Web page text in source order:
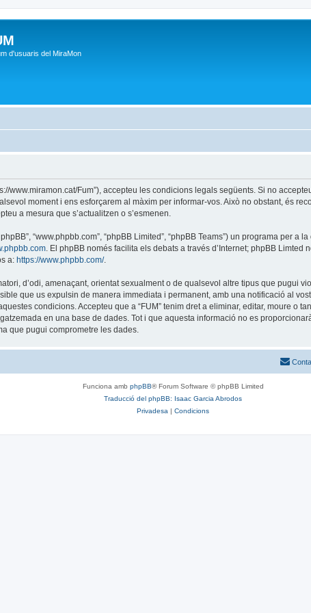
d'usuaris del MiraMon
www.miramon.cat/Fum”), accepteu les condicions legals següents. Si no
moment i ens esforçarem al màxim per informar-vos. Això no obstant, és
a mesura que s’actualitzen o s’esmenen.
“www.phpbb.com”, “phpBB Limited”, “phpBB Teams”) un programa per a
. El phpBB només facilita els debats a través d’Internet; phpBB
a: https://www.phpbb.com/.
d’odi, amenaçant, orientat sexualment o de qualsevol altre tipus que pugui
que us expulsin de manera immediata i permanent, amb una notificació al
condicions. Accepteu que a “FUM” tenim dret a eliminar, editar, moure o
en una base de dades. Tot i que aquesta informació no es
que pugui comprometre les dades.
Funciona amb phpBB® Forum Software © phpBB Limited
Traducció del phpBB: Isaac Garcia Abrodos
Privadesa | Condicions